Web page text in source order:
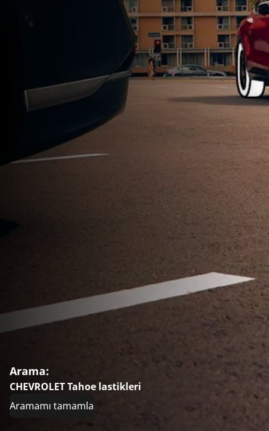
Arama:
CHEVROLET Tahoe lastikleri
Aramamı tamamla